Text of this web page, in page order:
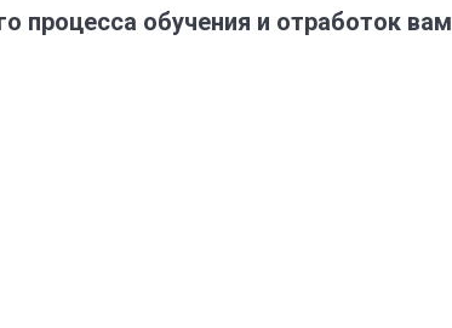
процесса обучения и отработок вам